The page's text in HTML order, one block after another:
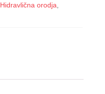
Hidravlična orodja